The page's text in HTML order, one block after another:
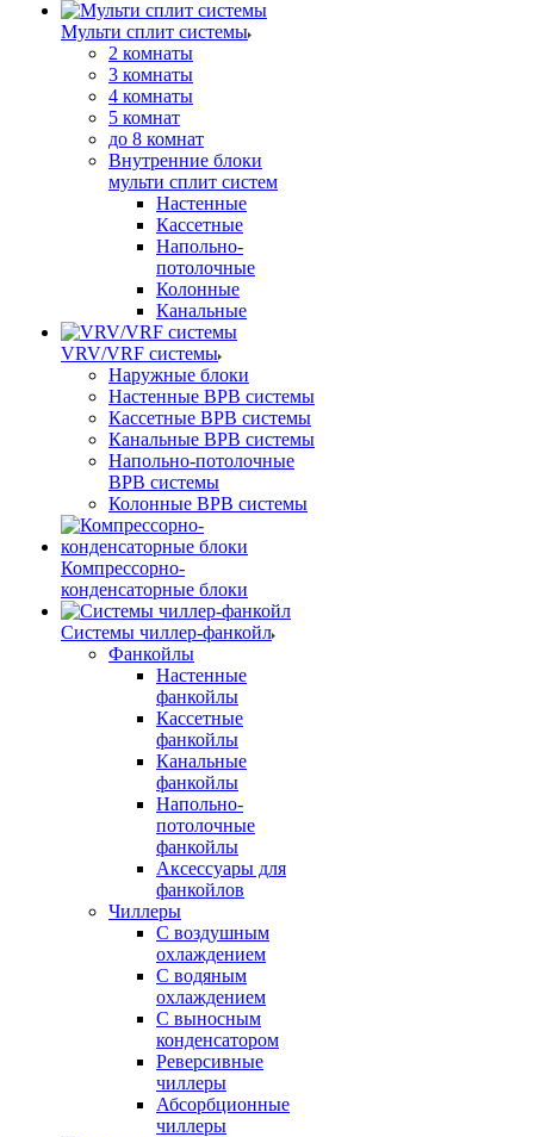
Мульти сплит системы
2 комнаты
3 комнаты
4 комнаты
5 комнат
до 8 комнат
Внутренние блоки
мульти сплит систем
Настенные
Кассетные
Напольно-
потолочные
Колонные
Канальные
VRV/VRF системы
Наружные блоки
Настенные ВРВ системы
Кассетные ВРВ системы
Канальные ВРВ системы
Напольно-потолочные
ВРВ системы
Колонные ВРВ системы
Компрессорно-
конденсаторные блоки
Системы чиллер-фанкойл
Фанкойлы
Настенные
фанкойлы
Кассетные
фанкойлы
Канальные
фанкойлы
Напольно-
потолочные
фанкойлы
Аксессуары для
фанкойлов
Чиллеры
С воздушным
охлаждением
С водяным
охлаждением
С выносным
конденсатором
Реверсивные
чиллеры
Абсорбционные
чиллеры